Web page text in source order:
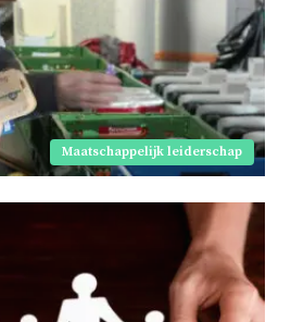
Maatschappelijk leiderschap